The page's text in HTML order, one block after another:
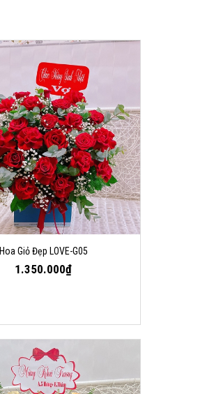
Hoa Giỏ Đẹp LOVE-G05
1.350.000₫